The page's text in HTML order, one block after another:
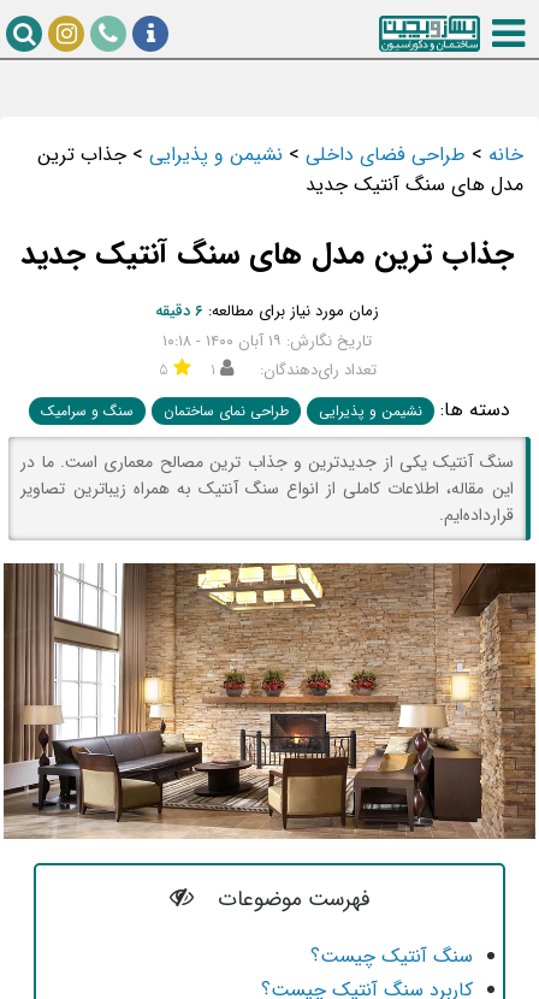
خانه>طراحی فضای داخلی>نشیمن و پذیرایی>جذاب ترین
مدل های سنگ آنتیک جدید
جذاب ترین مدل های سنگ آنتیک جدید
زمان مورد نیاز برای مطالعه:۶ دقیقه
تاریخ نگارش: ۱۹ آبان ۱۴۰۰ - ۱۰:۱۸
تعداد رای‌دهندگان:
۱ ۵
دسته ها: نشیمن و پذیرایی طراحی نمای ساختمان سنگ و سرامیک
سنگ آنتیک یکی از جدیدترین و جذاب ترین مصالح معماری است. ما در
این مقاله، اطلاعات کاملی از انواع سنگ آنتیک به همراه زیباترین تصاویر
قرارداده‌ایم.
فهرست موضوعات
سنگ آنتیک چیست؟
کاربرد سنگ آنتیک چیست؟